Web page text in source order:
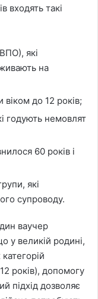
входять такі
які
на
віком до 12 років;
годують немовлят
60 років і
які
супроводу.
ваучер
у великій родині,
років), допомогу
підхід дозволяє